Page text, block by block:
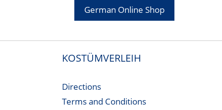
German Online Shop
KOSTÜMVERLEIH
Directions
Terms and Conditions